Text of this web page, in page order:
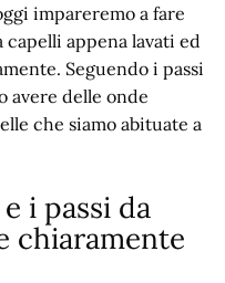
impareremo a fare
appena lavati ed
Seguendo i passi
avere delle onde
che siamo abituate a
i passi da
chiaramente